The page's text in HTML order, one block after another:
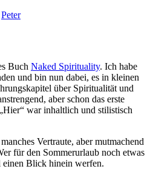
Peter
Buch Naked Spirituality. Ich habe
und bin nun dabei, es in kleinen
über Spiritualität und
aber schon das erste
war inhaltlich und stilistisch
Vertraute, aber mutmachend
für den Sommerurlaub noch etwas
einen Blick hinein werfen.